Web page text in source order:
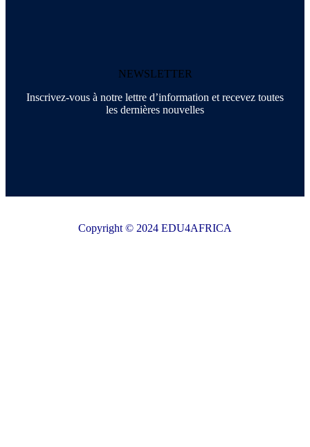
NEWSLETTER
Inscrivez-vous à notre lettre d’information et recevez toutes
les dernières nouvelles
Copyright © 2024 EDU4AFRICA